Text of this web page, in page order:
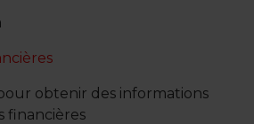
obtenir des informations
financières